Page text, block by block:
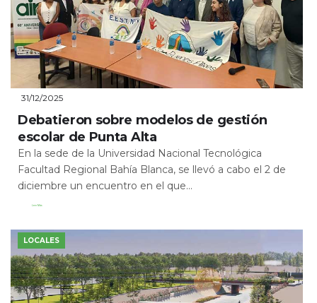
31/12/2025
Debatieron sobre modelos de gestión
escolar de Punta Alta
En la sede de la Universidad Nacional Tecnológica
Facultad Regional Bahía Blanca, se llevó a cabo el 2 de
diciembre un encuentro en el que...
Leer Más
LOCALES